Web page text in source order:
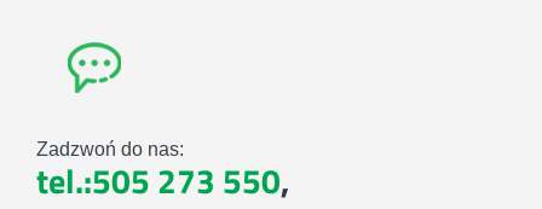
Zadzwoń do nas:
tel.:505 273 550,